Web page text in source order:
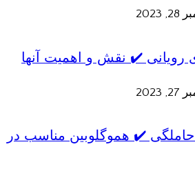
رویانی ✔️ نقش و اهمیت آنها
حاملگی ✔️ هموگلوبین مناسب در